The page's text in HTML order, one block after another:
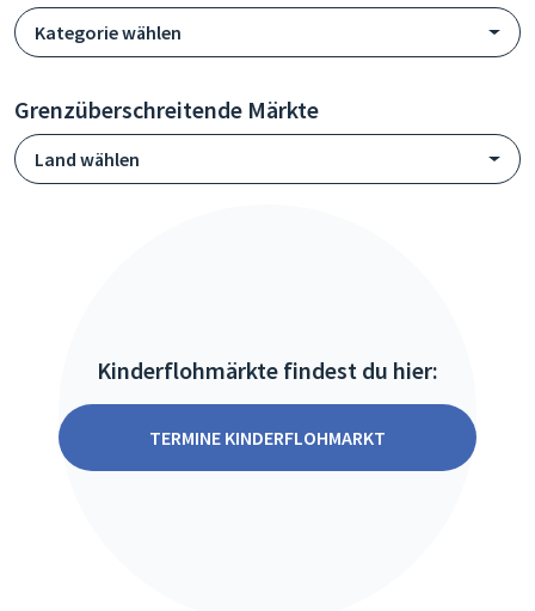
Kategorie wählen
Grenzüberschreitende Märkte
Land wählen
Kinderflohmärkte findest du hier:
TERMINE KINDERFLOHMARKT